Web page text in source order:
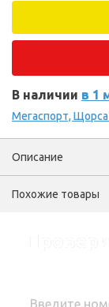
В наличии в 1
Мегаспорт,
Описание
Похожие товары